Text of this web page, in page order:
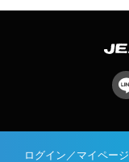
ログイン／マイページ